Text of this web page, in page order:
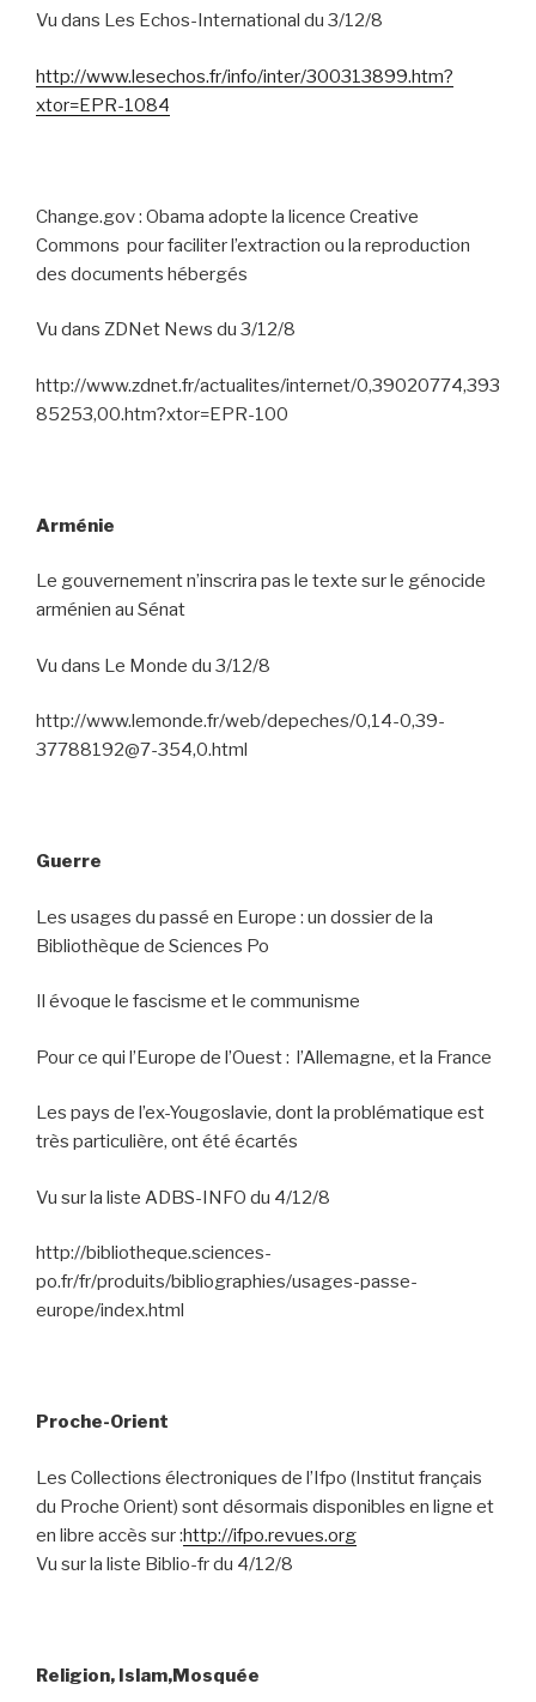
Vu dans Les Echos-International du 3/12/8
http://www.lesechos.fr/info/inter/300313899.htm?
xtor=EPR-1084
Change.gov : Obama adopte la licence Creative
Commons pour faciliter l’extraction ou la reproduction
des documents hébergés
Vu dans ZDNet News du 3/12/8
http://www.zdnet.fr/actualites/internet/0,39020774,393
85253,00.htm?xtor=EPR-100
Arménie
Le gouvernement n’inscrira pas le texte sur le génocide
arménien au Sénat
Vu dans Le Monde du 3/12/8
http://www.lemonde.fr/web/depeches/0,14-0,39-
37788192@7-354,0.html
Guerre
Les usages du passé en Europe : un dossier de la
Bibliothèque de Sciences Po
Il évoque le fascisme et le communisme
Pour ce qui l’Europe de l’Ouest : l’Allemagne, et la France
Les pays de l’ex-Yougoslavie, dont la problématique est
très particulière, ont été écartés
Vu sur la liste ADBS-INFO du 4/12/8
http://bibliotheque.sciences-
po.fr/fr/produits/bibliographies/usages-passe-
europe/index.html
Proche-Orient
Les Collections électroniques de l’Ifpo (Institut français
du Proche Orient) sont désormais disponibles en ligne et
en libre accès sur :http://ifpo.revues.org
Vu sur la liste Biblio-fr du 4/12/8
Religion, Islam,Mosquée